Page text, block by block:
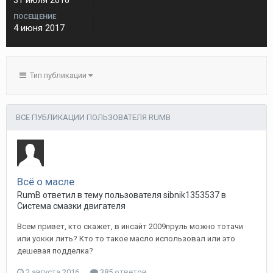
ПОСЕЩЕНИЕ
4 июня 2017
Тип публикации
ВСЕ ПУБЛИКАЦИИ ПОЛЬЗОВАТЕЛЯ RUMB
Всё о масле
RumB ответил в тему пользователя sibnik1353537в
Система смазки двигателя
Всем привет, кто скажет, в инсайт 2009пруль можно тотачи
или уокки лить? Кто то такое масло использовал или это
дешевая подделка?